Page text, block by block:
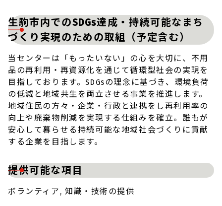
生駒市内でのSDGs達成・持続可能なまち
づくり実現のための取組（予定含む）
当センターは「もったいない」の心を大切に、不用
品の再利用・再資源化を通じて循環型社会の実現を
目指しております。SDGsの理念に基づき、環境負荷
の低減と地域共生を両立させる事業を推進します。
地域住民の方々・企業・行政と連携をし再利用率の
向上や廃棄物削減を実現する仕組みを確立。誰もが
安心して暮らせる持続可能な地域社会づくりに貢献
する企業を目指します。
提供可能な項目
ボランティア, 知識・技術の提供